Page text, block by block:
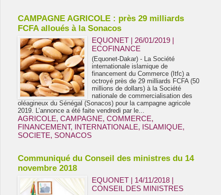
CAMPAGNE AGRICOLE : près 29 milliards
FCFA alloués à la Sonacos
EQUONET | 26/01/2019 |
ECOFINANCE
(Equonet-Dakar) - La Société
internationale islamique de
financement du Commerce (Itfc) a
octroyé près de 29 milliards FCFA (50
millions de dollars) à la Société
nationale de commercialisation des
oléagineux du Sénégal (Sonacos) pour la campagne agricole
2019. L’annonce a été faite vendredi par le...
AGRICOLE, CAMPAGNE, COMMERCE,
FINANCEMENT, INTERNATIONALE, ISLAMIQUE,
SOCIETE, SONACOS
Communiqué du Conseil des ministres du 14
novembre 2018
EQUONET | 14/11/2018 |
CONSEIL DES MINISTRES